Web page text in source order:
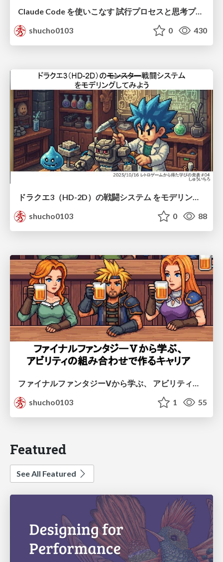
Claude Code を使いこなす 試行プロセスと思考プロセス
shucho0103
0 430
ドラクエ3（HD-2D）の戦闘システム をモデリングしてみよう
shucho0103
0 88
shucho0103
1 55
Featured
See All Featured